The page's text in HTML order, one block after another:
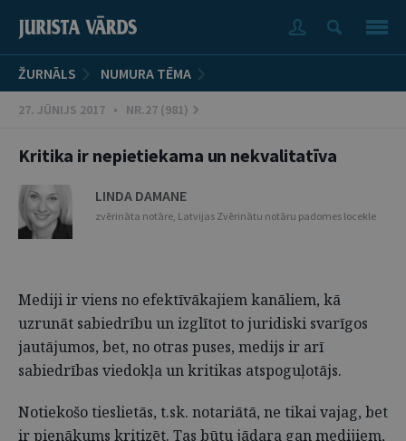
ŽURNĀLS NUMURA TĒMA
27. JŪNIJS 2017 • NR.27 (981)
Kritika ir nepietiekama un nekvalitatīva
LINDA DAMANE
zvērināta notāre, Latvijas Zvērinātu notāru padomes locekle
Mediji ir viens no efektīvākajiem kanāliem, kā
uzrunāt sabiedrību un izglītot to juridiski svarīgos
jautājumos, bet, no otras puses, medijs ir arī
sabiedrības viedokļa un kritikas atspoguļotājs.
Notiekošo tieslietās, t.sk. notariātā, ne tikai vajag, bet
ir pienākums kritizēt. Tas būtu jādara gan medijiem,